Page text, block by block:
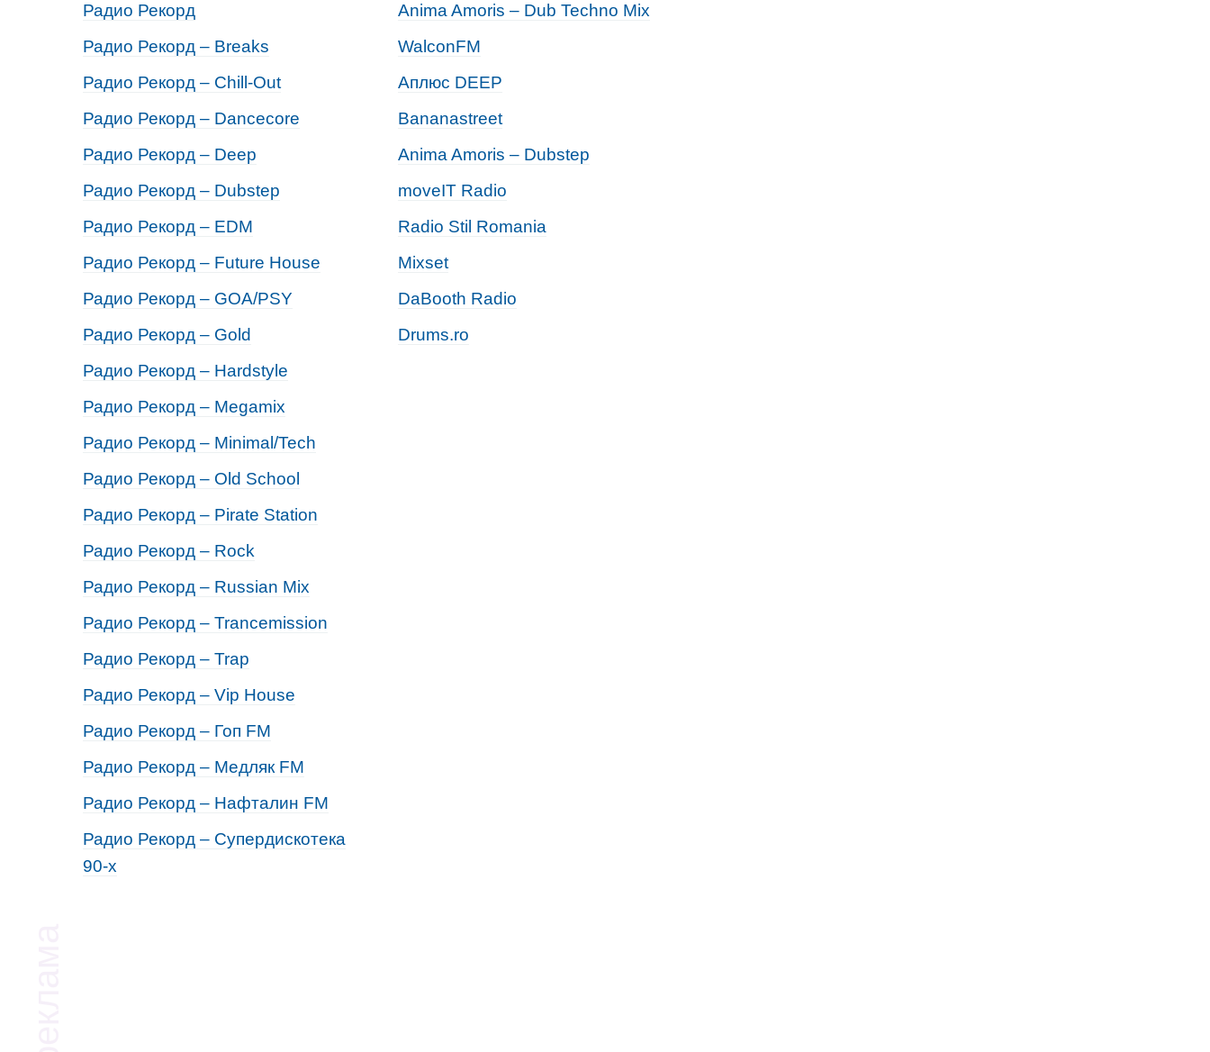
Радио Рекорд
Радио Рекорд – Breaks
Радио Рекорд – Chill-Out
Радио Рекорд – Dancecore
Радио Рекорд – Deep
Радио Рекорд – Dubstep
Радио Рекорд – EDM
Радио Рекорд – Future House
Радио Рекорд – GOA/PSY
Радио Рекорд – Gold
Радио Рекорд – Hardstyle
Радио Рекорд – Megamix
Радио Рекорд – Minimal/Tech
Радио Рекорд – Old School
Радио Рекорд – Pirate Station
Радио Рекорд – Rock
Радио Рекорд – Russian Mix
Радио Рекорд – Trancemission
Радио Рекорд – Trap
Радио Рекорд – Vip House
Радио Рекорд – Гоп FM
Радио Рекорд – Медляк FM
Радио Рекорд – Нафталин FM
Радио Рекорд – Супердискотека
90-х
Anima Amoris – Dub Techno Mix
WalconFM
Аплюс DEEP
Bananastreet
Anima Amoris – Dubstep
moveIT Radio
Radio Stil Romania
Mixset
DaBooth Radio
Drums.ro